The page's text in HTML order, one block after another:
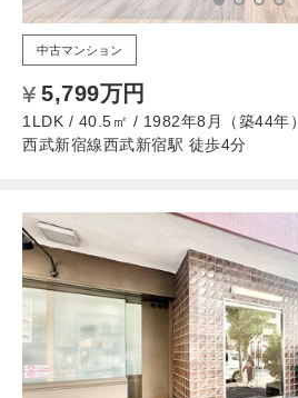
中古マンション
5,799万円
1LDK / 40.5㎡ / 1982年8月（築44年）
西武新宿線西武新宿駅 徒歩4分